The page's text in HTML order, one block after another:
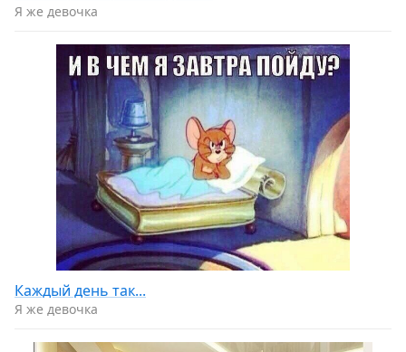
Я же девочка
Каждый день так...
Я же девочка